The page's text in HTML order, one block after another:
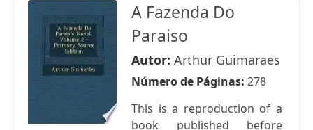
A Fazenda Do
Paraiso
Autor: Arthur Guimaraes
Número de Páginas: 278
This is a reproduction of a
book published before